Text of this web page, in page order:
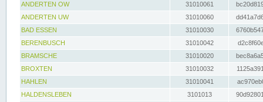
ANDERTEN OW
31010061
ANDERTEN UW
31010060
BAD ESSEN
31010030
BERENBUSCH
31010042
BRAMSCHE
31010020
BROXTEN
31010032
HAHLEN
31010041
HALDENSLEBEN
3101013